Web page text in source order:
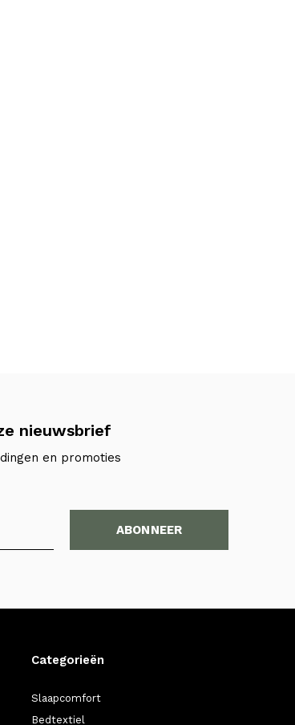
nieuwsbrief
en promoties
ABONNEER
Categorieën
Slaapcomfort
Bedtextiel